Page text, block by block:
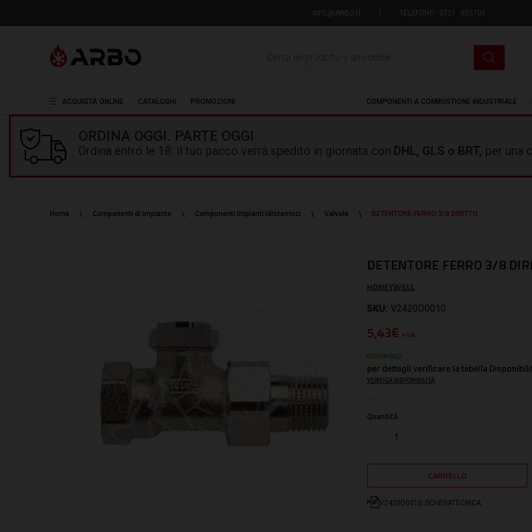
INFO@ARBO.IT TELEFONO 0721 855706
ACQUISTA ONLINE CATALOGHI PROMOZIONI COMPONENTI A COMBUSTIONE INDUSTRIALE
ORDINA OGGI. PARTE OGGI
Ordina entro le 18: il tuo pacco verrà spedito in giornata con DHL, GLS o BRT, per una
Home Componenti di impianto Componenti Impianti Idrotermici Valvole DETENTORE FERRO 3/8 DIRITTO
DETENTORE FERRO 3/8
HONEYWELL
SKU: V2420D0010
5,43€+ IVA
DISPONIBILE
per dettagli verificare la tabella
VERIFICA DISPONIBILITÀ
Quantità
V2420D0010_SCHEDATECNICA